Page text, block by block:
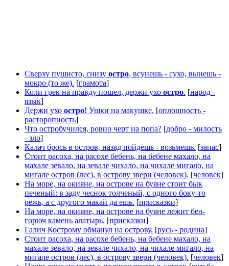
Сверху пушисто, снизу остро, всунешь - сухо, вынешь -
мокро (то же). [грамота]
Коли грек на правду пошел, держи ухо остро. [народ -
язык]
Держи ухо остро! Ушки на макушке. [оплошность -
расторопность]
Что остробучился, ровно черт на попа? [добро - милость
- зло]
Калач брось в остров, назад пойдешь - возьмешь. [запас]
Стоит расоха, на расохе бебень, на бебене махало, на
махале зевало, на зевале чихало, на чихале мигало, на
мигале остров (лес), в острову звери (человек). [человек]
На море, на окияне, на острове на буяне стоит бык
печеный: в заду чеснок толченый, с одного боку-то
режь, а с другого макай да ешь. [присказки]
На море, на окияне, на острове на буяне лежит бел-
горюч камень алатырь. [присказки]
Галич Кострому обманул на острову. [русь - родина]
Стоит расоха, на расохе бебень, на бебене махало, на
махале зевало, на зевале чихало, на чихале мигало, на
мигале остров (лес), в острову звери (человек). [человек]